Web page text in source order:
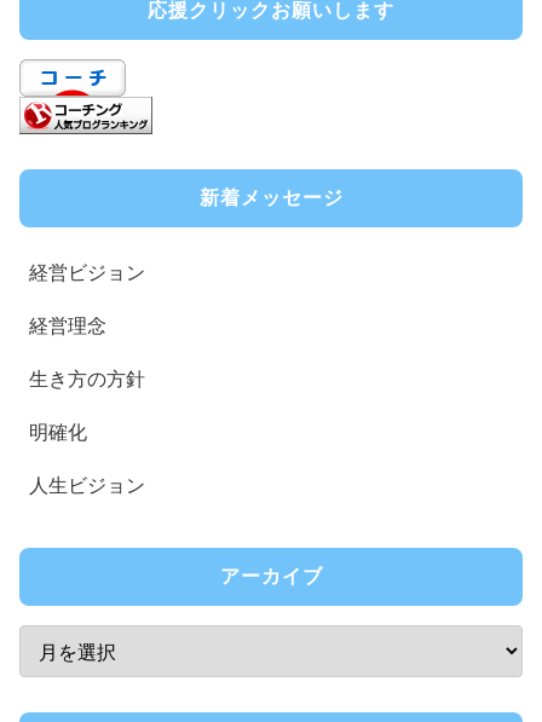
応援クリックお願いします
新着メッセージ
経営ビジョン
経営理念
生き方の方針
明確化
人生ビジョン
アーカイブ